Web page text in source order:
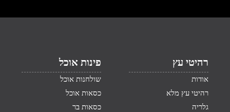
רהיטי עץ
אודות
רהיטי עץ מלא
גלריה
פינות אוכל
שולחנות אוכל
כסאות אוכל
כסאות בר